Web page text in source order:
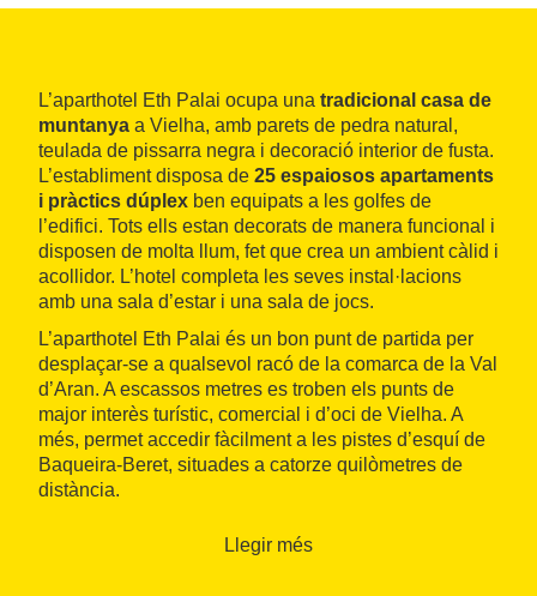
L’aparthotel Eth Palai ocupa una tradicional casa de
muntanya a Vielha, amb parets de pedra natural,
teulada de pissarra negra i decoració interior de fusta.
L’establiment disposa de 25 espaiosos apartaments
i pràctics dúplex ben equipats a les golfes de
l’edifici. Tots ells estan decorats de manera funcional i
disposen de molta llum, fet que crea un ambient càlid i
acollidor. L’hotel completa les seves instal·lacions
amb una sala d’estar i una sala de jocs.
L’aparthotel Eth Palai és un bon punt de partida per
desplaçar-se a qualsevol racó de la comarca de la Val
d’Aran. A escassos metres es troben els punts de
major interès turístic, comercial i d’oci de Vielha. A
més, permet accedir fàcilment a les pistes d’esquí de
Baqueira-Beret, situades a catorze quilòmetres de
distància.
Llegir més